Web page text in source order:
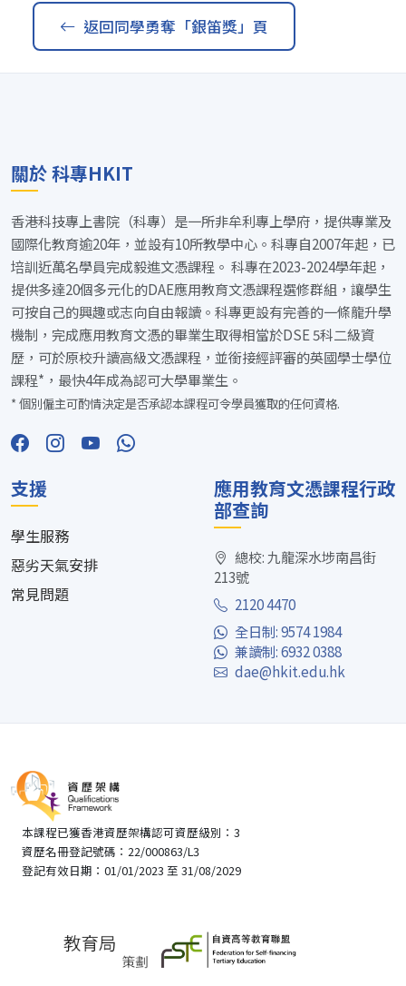
返回同學勇奪「銀笛獎」頁
關於 科專HKIT
香港科技專上書院（科專）是一所非牟利專上學府，提供專業及
國際化教育逾20年，並設有10所教學中心。科專自2007年起，已
培訓近萬名學員完成毅進文憑課程。 科專在2023-2024學年起，
提供多達20個多元化的DAE應用教育文憑課程選修群組，讓學生
可按自己的興趣或志向自由報讀。科專更設有完善的一條龍升學
機制，完成應用教育文憑的畢業生取得相當於DSE 5科二級資
歷，可於原校升讀高級文憑課程，並銜接經評審的英國學士學位
課程*，最快4年成為認可大學畢業生。
* 個別僱主可酌情決定是否承認本課程可令學員獲取的任何資格.
支援
學生服務
惡劣天氣安排
常見問題
應用教育文憑課程行政
部查詢
總校: 九龍深水埗南昌街
213號
2120 4470
全日制: 9574 1984
兼讀制: 6932 0388
dae@hkit.edu.hk
本課程已獲香港資歷架構認可資歷級別：3
資歷名冊登記號碼：22/000863/L3
登記有效日期：01/01/2023 至 31/08/2029